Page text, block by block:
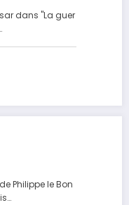
dans "La guer
Philippe le Bon